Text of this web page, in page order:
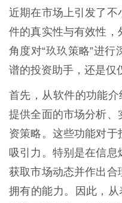
近期在市场上引发了不
件的真实性与有效性，
角度对“玖玖策略”进
谱的投资助手，还是仅
首先，从软件的功能介
提供全面的市场分析、
资策略。这些功能对
吸引力。特别是在信
获取市场动态并作出合
拥有的能力。因此，从